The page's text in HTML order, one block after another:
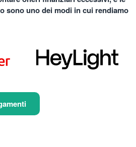
sono uno dei modi in cui rendiamo